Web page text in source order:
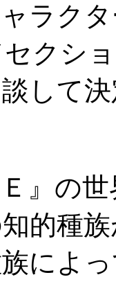
ラクタ
クシ
して
の世
的種
によ